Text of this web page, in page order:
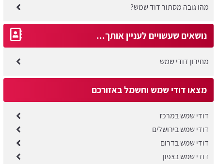
מהו גובה מסתור דוד שמש?
נושאים שעשויים לעניין אותך...
מחירון דודי שמש
מצאו דודי שמש וחשמל באזורכם
דודי שמש במרכז
דודי שמש בירושלים
דודי שמש בדרום
דודי שמש בצפון